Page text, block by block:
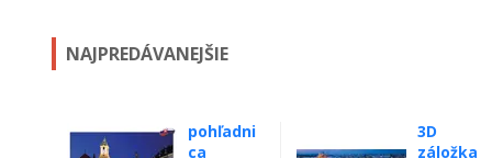
NAJPREDÁVANEJŠIE
pohľadni
ca
3D
záložka